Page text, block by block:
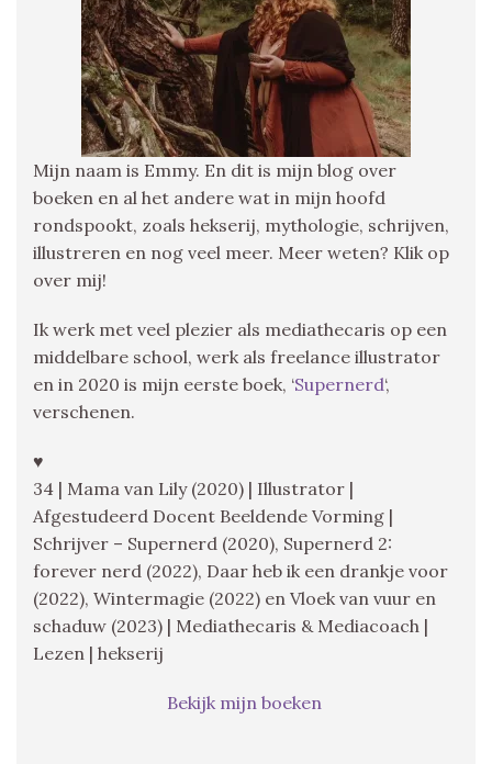
Mijn naam is Emmy. En dit is mijn blog over
boeken en al het andere wat in mijn hoofd
rondspookt, zoals hekserij, mythologie, schrijven,
illustreren en nog veel meer. Meer weten? Klik op
over mij!
Ik werk met veel plezier als mediathecaris op een
middelbare school, werk als freelance illustrator
en in 2020 is mijn eerste boek, ‘Supernerd‘,
verschenen.
♥
34 | Mama van Lily (2020) | Illustrator |
Afgestudeerd Docent Beeldende Vorming |
Schrijver – Supernerd (2020), Supernerd 2:
forever nerd (2022), Daar heb ik een drankje voor
(2022), Wintermagie (2022) en Vloek van vuur en
schaduw (2023) | Mediathecaris & Mediacoach |
Lezen | hekserij
Bekijk mijn boeken